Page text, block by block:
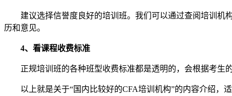
建议选择信誉度良好的培训班。我们可以通过查阅培训机构
历和意见。
4、看课程收费标准
正规培训班的各种班型收费标准都是透明的，会根据考生的
以上就是关于“国内比较好的CFA培训机构”的内容介绍，适